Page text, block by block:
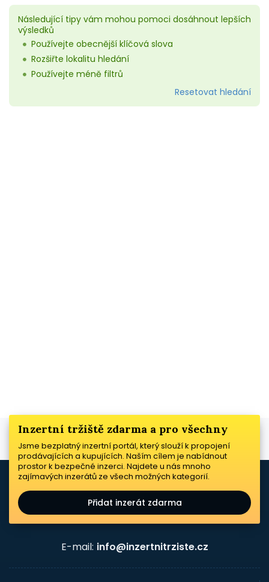
Následující tipy vám mohou pomoci dosáhnout lepších
výsledků
Používejte obecnější klíčová slova
Rozšiřte lokalitu hledání
Používejte méně filtrů
Resetovat hledání
Inzertní tržiště zdarma a pro všechny
Jsme bezplatný inzertní portál, který slouží k propojení
prodávajících a kupujících. Naším cílem je nabídnout
prostor k bezpečné inzerci. Najdete u nás mnoho
zajímavých inzerátů ze všech možných kategorií.
Přidat inzerát zdarma
E-mail: info@inzertnitrziste.cz